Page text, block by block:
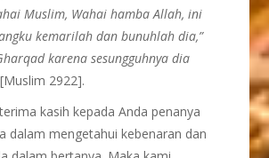
Muslim, Wahai hamba Allah, ini
kemarilah dan bunuhlah dia,”
karena sesungguhnya dia
[Muslim 2922].
kasih kepada Anda penanya
dalam mengetahui kebenaran dan